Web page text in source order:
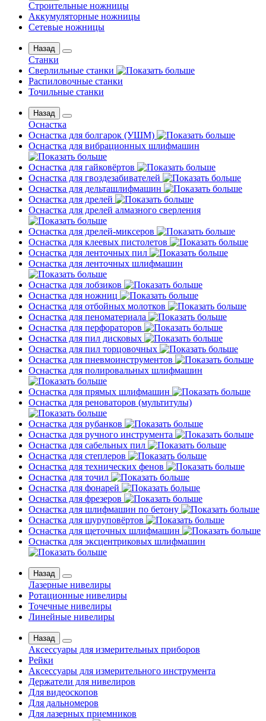
Строительные ножницы
Аккумуляторные ножницы
Сетевые ножницы
Назад
Станки
Сверлильные станки
Распиловочные станки
Точильные станки
Назад
Оснастка
Оснастка для болгарок (УШМ)
Оснастка для вибрационных шлифмашин
Оснастка для гайковёртов
Оснастка для гвоздезабивателей
Оснастка для дельташлифмашин
Оснастка для дрелей
Оснастка для дрелей алмазного сверления
Оснастка для дрелей-миксеров
Оснастка для клеевых пистолетов
Оснастка для ленточных пил
Оснастка для ленточных шлифмашин
Оснастка для лобзиков
Оснастка для ножниц
Оснастка для отбойных молотков
Оснастка для пеноматериала
Оснастка для перфораторов
Оснастка для пил дисковых
Оснастка для пил торцовочных
Оснастка для пневмоинструментов
Оснастка для полировальных шлифмашин
Оснастка для прямых шлифмашин
Оснастка для реноваторов (мультитулы)
Оснастка для рубанков
Оснастка для ручного инструмента
Оснастка для сабельных пил
Оснастка для степлеров
Оснастка для технических фенов
Оснастка для точил
Оснастка для фонарей
Оснастка для фрезеров
Оснастка для шлифмашин по бетону
Оснастка для шуруповёртов
Оснастка для щеточных шлифмашин
Оснастка для эксцентриковых шлифмашин
Назад
Лазерные нивелиры
Ротационные нивелиры
Точечные нивелиры
Линейные нивелиры
Назад
Аксессуары для измерительных приборов
Рейки
Аксессуары для измерительного инструмента
Держатели для нивелиров
Для видеоскопов
Для дальномеров
Для лазерных приемников